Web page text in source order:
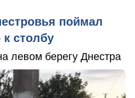
поймал
к столбу
левом берегу Днестра